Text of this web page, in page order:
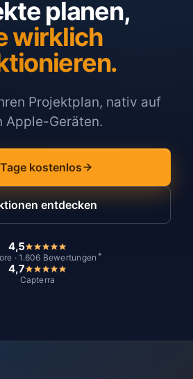
planen,
wirklich
Projektplan, nativ auf
Apple-Geräten.
kostenlos
entdecken
4,5
· 1.606 Bewertungen *
4,7
Capterra